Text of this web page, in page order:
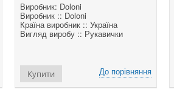
Виробник: Doloni
Виробник :: Doloni
Країна виробник :: Україна
Вигляд виробу :: Рукавички
До порівняння
Купити